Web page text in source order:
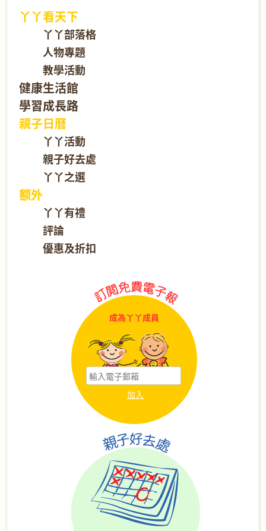
丫丫看天下
丫丫部落格
人物專題
教學活動
健康生活館
學習成長路
親子日曆
丫丫活動
親子好去處
丫丫之選
额外
丫丫有禮
評論
優惠及折扣
成為丫丫成員